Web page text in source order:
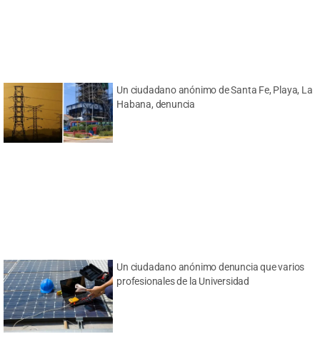
Un ciudadano anónimo de Santa Fe, Playa, La
Habana, denuncia
Un ciudadano anónimo denuncia que varios
profesionales de la Universidad